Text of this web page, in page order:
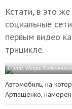
Кстати, в это
социальные
первым видео
трицикле.
Фото: Игорь
Автомобиль, на
Артюшенко, намерен